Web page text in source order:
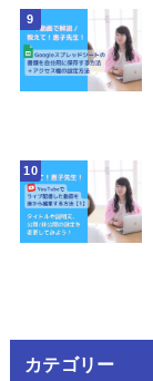
カテゴリー